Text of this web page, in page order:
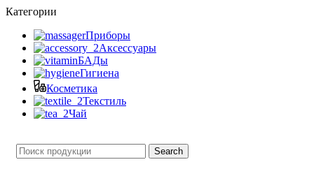
Категории
Приборы
Аксессуары
БАДы
Гигиена
Косметика
Текстиль
Чай
Search